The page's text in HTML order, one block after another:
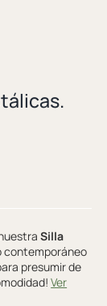
Silla
contemporáneo
presumir de
Ver